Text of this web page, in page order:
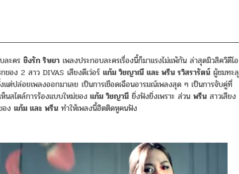
ละคร ชิงรัก ริษยา เพลงประกอบละครเรื่องนี้ก็มาแรงไม่แพ้กัน ล่าสุดมิวสิควิดีโอ
ของ 2 สาว DIVAS เสียงดีเว่อร์ แก้ม วิชญาณี และ พรีน รวิสรารัตน์ ผู้ชมทะลุ
แต่ปล่อยเพลงออกมาเลย เป็นการเชือดเฉือนอารมณ์เพลงสุด ๆ เป็นการจับคู่ที่
นสไตล์การร้องแบบใหม่ของ แก้ม วิชญานี ยิ่งฟังยิ่งเพราะ ส่วน พรีน สาวเสียง
อง แก้ม และ พรีน ทำให้เพลงนี้ฮิตติดหูคนฟัง